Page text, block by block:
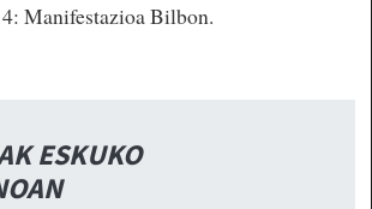
Manifestazioa Bilbon.
ESKUKO